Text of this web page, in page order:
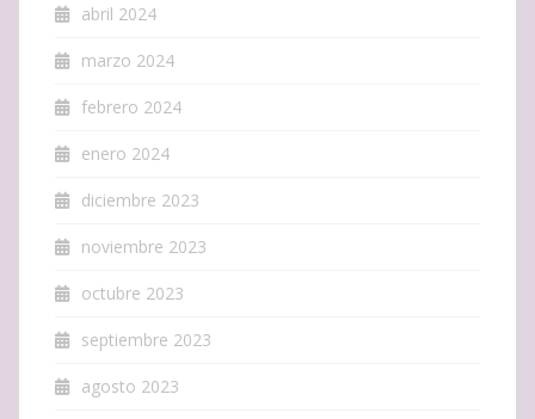
abril 2024
marzo 2024
febrero 2024
enero 2024
diciembre 2023
noviembre 2023
octubre 2023
septiembre 2023
agosto 2023